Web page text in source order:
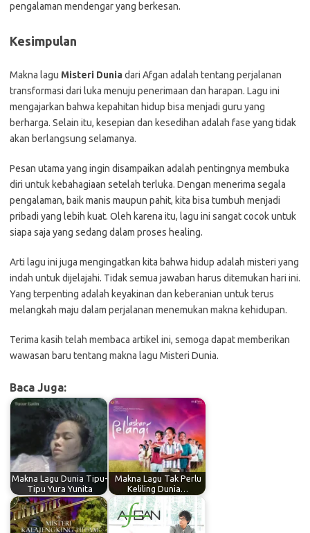
pengalaman mendengar yang berkesan.
Kesimpulan
Makna lagu Misteri Duniadari Afgan adalah tentang perjalanan
transformasi dari luka menuju penerimaan dan harapan. Lagu ini
mengajarkan bahwa kepahitan hidup bisa menjadi guru yang
berharga. Selain itu, kesepian dan kesedihan adalah fase yang tidak
akan berlangsung selamanya.
Pesan utama yang ingin disampaikan adalah pentingnya membuka
diri untuk kebahagiaan setelah terluka. Dengan menerima segala
pengalaman, baik manis maupun pahit, kita bisa tumbuh menjadi
pribadi yang lebih kuat. Oleh karena itu, lagu ini sangat cocok untuk
siapa saja yang sedang dalam proses healing.
Arti lagu ini juga mengingatkan kita bahwa hidup adalah misteri yang
indah untuk dijelajahi. Tidak semua jawaban harus ditemukan hari ini.
Yang terpenting adalah keyakinan dan keberanian untuk terus
melangkah maju dalam perjalanan menemukan makna kehidupan.
Terima kasih telah membaca artikel ini, semoga dapat memberikan
wawasan baru tentang makna lagu Misteri Dunia.
Baca Juga:
Makna Lagu Dunia Tipu-
Tipu Yura Yunita
Makna Lagu Tak Perlu
Keliling Dunia…